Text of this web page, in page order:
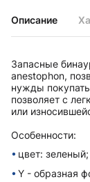
Описание
Запасные
anestophon,
нужды
позволяет с
или
Особенности:
цвет: зеленый;
Y - образная